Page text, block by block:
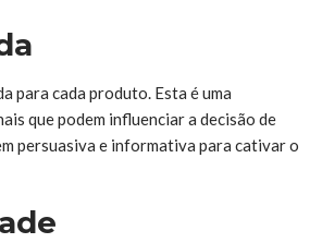
para cada produto. Esta é uma
que podem influenciar a decisão de
persuasiva e informativa para cativar o